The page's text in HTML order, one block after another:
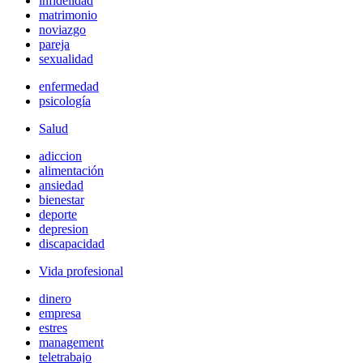
matrimonio
noviazgo
pareja
sexualidad
enfermedad
psicología
Salud
adiccion
alimentación
ansiedad
bienestar
deporte
depresion
discapacidad
Vida profesional
dinero
empresa
estres
management
teletrabajo